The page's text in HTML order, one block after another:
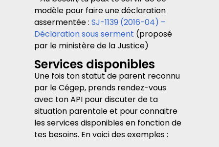
modèle pour faire une déclaration
assermentée : SJ-1139 (2016-04) –
Déclaration sous serment (proposé
par le ministère de la Justice)
Services disponibles
Une fois ton statut de parent reconnu
par le Cégep, prends rendez-vous
avec ton API pour discuter de ta
situation parentale et pour connaitre
les services disponibles en fonction de
tes besoins. En voici des exemples :